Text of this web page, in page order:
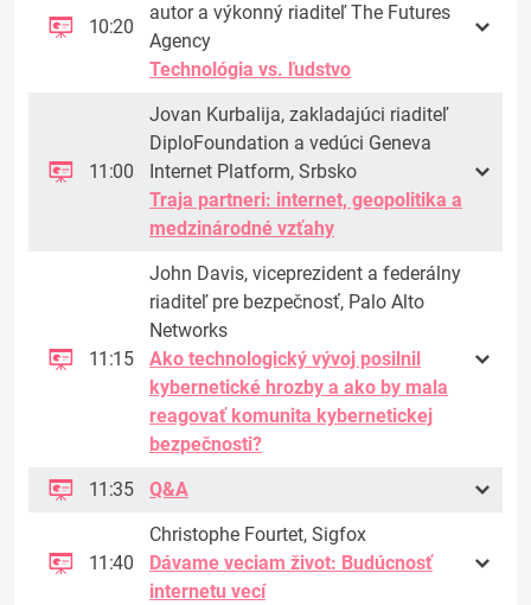
10:20
autor a výkonný riaditeľ The Futures
Agency
Technológia vs. ľudstvo
11:00
Jovan Kurbalija, zakladajúci riaditeľ
DiploFoundation a vedúci Geneva
Internet Platform, Srbsko
Traja partneri: internet, geopolitika a
medzinárodné vzťahy
11:15
John Davis, viceprezident a federálny
riaditeľ pre bezpečnosť, Palo Alto
Networks
Ako technologický vývoj posilnil
kybernetické hrozby a ako by mala
reagovať komunita kybernetickej
bezpečnosti?
11:35
Q&A
11:40
Christophe Fourtet, Sigfox
Dávame veciam život: Budúcnosť
internetu vecí